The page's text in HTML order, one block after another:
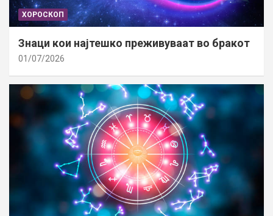
ХОРОСКОП
Знаци кои најтешко преживуваат во бракот
01/07/2026